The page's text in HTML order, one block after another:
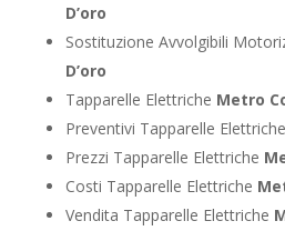
D’oro
Sostituzione Avvolgibili
D’oro
Tapparelle Elettriche Metro
Preventivi Tapparelle Elettriche
Prezzi Tapparelle Elettriche
Costi Tapparelle Elettriche
Vendita Tapparelle Elettriche